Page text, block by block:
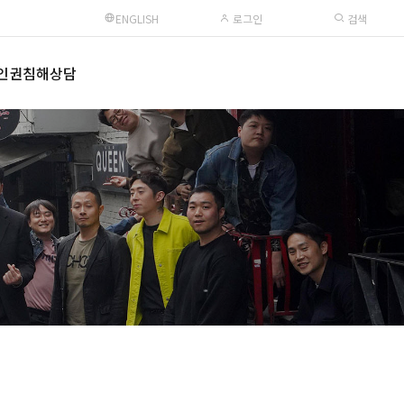
ENGLISH 로그인 검색
권침해상담